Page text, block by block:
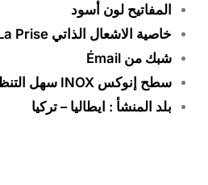
المفاتيح لون أسود
خاصية الاشعال الذاتي La Prise
شبك من Émail
سطح إنوكس INOX سهل التنظيف
بلد المنشأ : ايطاليا– تركيا